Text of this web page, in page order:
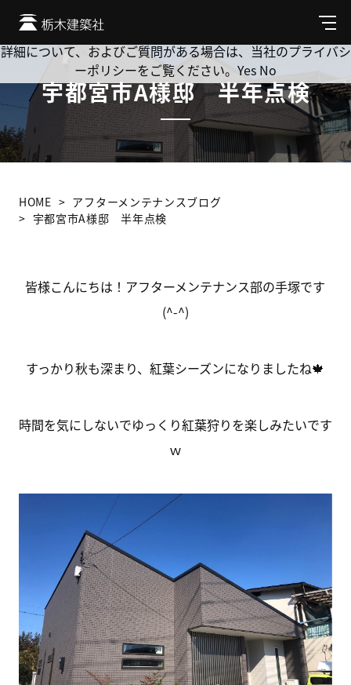
メ
ニ
ュ
宇都宮市A様邸 半年点検
HOME
アフターメンテナンスブログ
宇都宮市A様邸 半年点検
皆様こんにちは！アフターメンテナンス部の手塚です
(^-^)
すっかり秋も深まり、紅葉シーズンになりましたね🍁
時間を気にしないでゆっくり紅葉狩りを楽しみたいです
ｗ
Cookie を使用して、お客様の活動を追跡してもよろしいです
か? 当社ではお客様のプライバシーを極めて重視しています。
詳細について、およびご質問がある場合は、当社のプライバシ
ーポリシーをご覧ください。 Yes No